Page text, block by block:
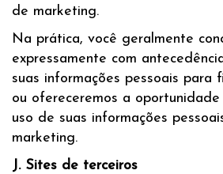
de marketing.
Na prática, você geralmente
expressamente com
suas informações pessoais para
ou ofereceremos a
uso de suas informações
marketing.
J. Sites de terceiros